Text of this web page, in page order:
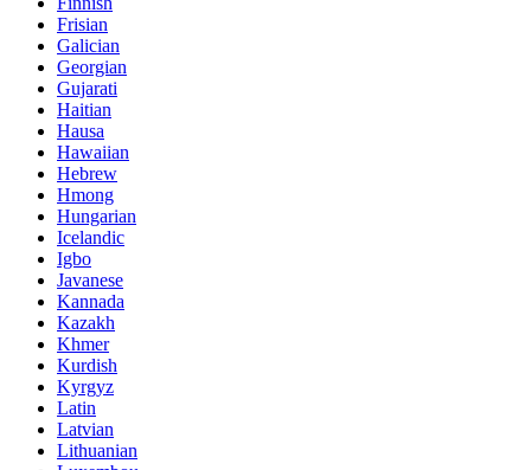
Frisian
Galician
Georgian
Gujarati
Haitian
Hausa
Hawaiian
Hebrew
Hmong
Hungarian
Icelandic
Igbo
Javanese
Kannada
Kazakh
Khmer
Kurdish
Kyrgyz
Latin
Latvian
Lithuanian